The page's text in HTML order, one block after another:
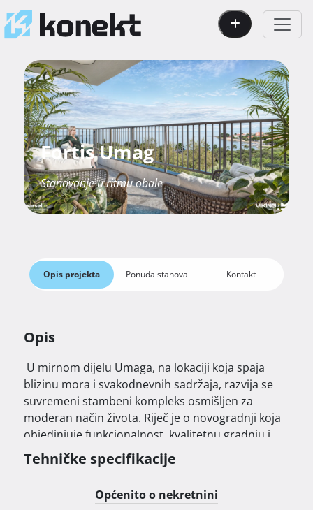
Fortis Umag
Stanovanje u ritmu obale
Opis projekta Ponuda stanova Kontakt
Opis
blizinu mora i svakodnevnih sadržaja, razvija se
suvremeni stambeni kompleks osmišljen za
moderan način života. Riječ je o novogradnji koja
objedinjuje funkcionalnost, kvalitetnu gradnju i
ugodan mediteranski ambijent.
obuhvaća ukupno 82 stambene jedinice različitih
Tehničke specifikacije
Općenito o nekretnini